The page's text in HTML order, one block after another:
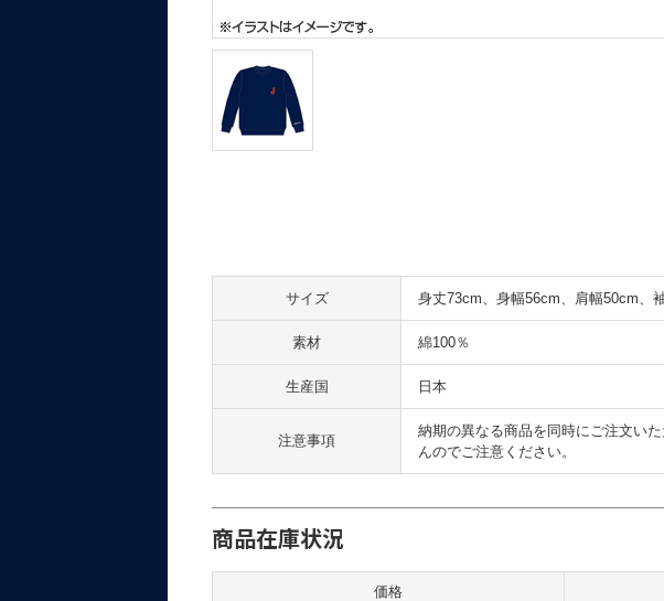
サイズ 身丈73cm、身幅56cm、肩幅50cm、
素材 綿100％
生産国 日本
注意事項
納期の異なる商品を同時にご注文い
んのでご注意ください。
商品在庫状況
価格